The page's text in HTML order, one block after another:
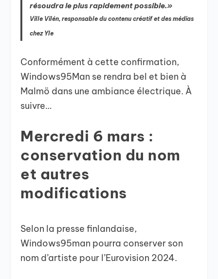
résoudra le plus rapidement possible.»
Ville Vilén, responsable du contenu créatif et des médias
chez Yle
Conformément à cette confirmation,
Windows95Man se rendra bel et bien à
Malmö dans une ambiance électrique. À
suivre…
Mercredi 6 mars :
conservation du nom
et autres
modifications
Selon la presse finlandaise,
Windows95man pourra conserver son
nom d’artiste pour l’Eurovision 2024.